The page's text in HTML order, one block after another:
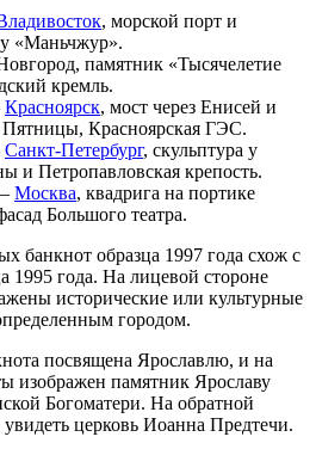
, морской порт и
«Маньчжур».
, памятник «Тысячелетие
кремль.
Красноярск, мост через Енисей и
Пятницы, Красноярская ГЭС.
Санкт-Петербург, скульптура у
и Петропавловская крепость.
Москва, квадрига на портике
Большого театра.
банкнот образца 1997 года схож с
1995 года. На лицевой стороне
исторические или культурные
городом.
посвящена Ярославлю, и на
изображен памятник Ярославу
Богоматери. На обратной
церковь Иоанна Предтечи.